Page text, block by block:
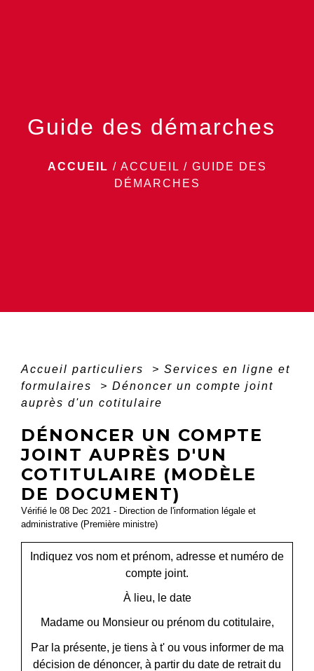
Guide des démarches
ACCUEIL / ACCUEIL / GUIDE DES
DÉMARCHES
Accueil particuliers > Services en ligne et
formulaires
> Dénoncer un compte joint
auprès d'un cotitulaire
DÉNONCER UN COMPTE
JOINT AUPRÈS D'UN
COTITULAIRE (MODÈLE
DE DOCUMENT)
Vérifié le 08 Dec 2021 - Direction de l'information légale et
administrative (Première ministre)
Indiquez vos nom et prénom, adresse et numéro de
compte joint.
À lieu, le date
Madame ou Monsieur ou prénom du cotitulaire,
Par la présente, je tiens à t' ou vousinformer de ma
décision de dénoncer, à partir du date de retrait du